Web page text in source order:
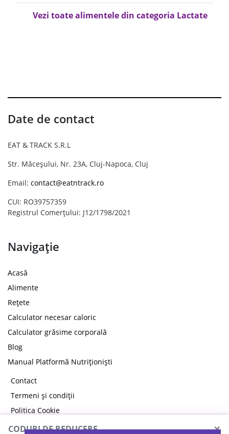
Vezi toate alimentele din categoria Lactate
Date de contact
EAT & TRACK S.R.L
Str. Măceșului, Nr. 23A, Cluj-Napoca, Cluj
Email: contact@eatntrack.ro
CUI: RO39757359
Registrul Comerțului: J12/1798/2021
Navigație
Acasă
Alimente
Rețete
Calculator necesar caloric
Calculator grăsime corporală
Blog
Manual Platformă Nutriționiști
Contact
Termeni și condiții
Politica Cookie
Politica de confidențialitate
CODURI DE REDUCERE ×